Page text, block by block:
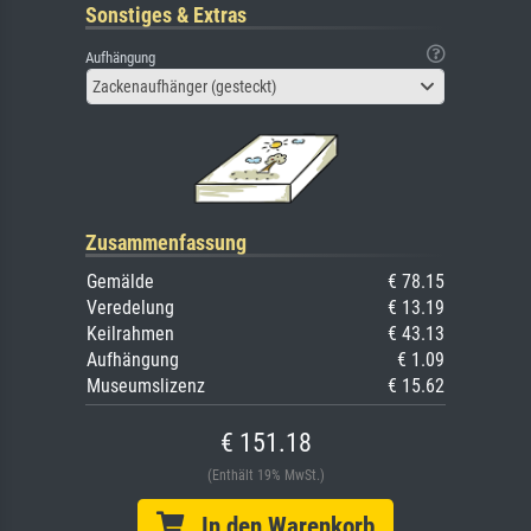
Sonstiges & Extras
Aufhängung
Zackenaufhänger (gesteckt)
Zusammenfassung
Gemälde
€ 78.15
Veredelung
€ 13.19
Keilrahmen
€ 43.13
Aufhängung
€ 1.09
Museumslizenz
€ 15.62
€ 151.18
(Enthält 19% MwSt.)